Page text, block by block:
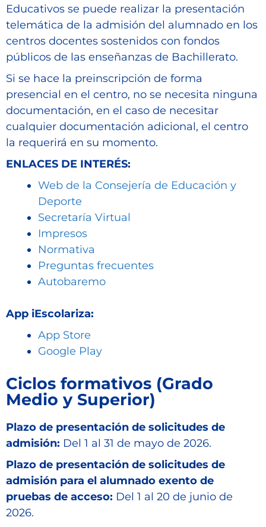
Educativos se puede realizar la presentación
telemática de la admisión del alumnado en los
centros docentes sostenidos con fondos
públicos de las enseñanzas de Bachillerato.
Si se hace la preinscripción de forma
presencial en el centro, no se necesita ninguna
documentación, en el caso de necesitar
cualquier documentación adicional, el centro
la requerirá en su momento.
ENLACES DE INTERÉS:
Web de la Consejería de Educación y
Deporte
Secretaría Virtual
Impresos
Normativa
Preguntas frecuentes
Autobaremo
App iEscolariza:
App Store
Google Play
Ciclos formativos (Grado
Medio y Superior)
Plazo de presentación de solicitudes de
admisión: Del 1 al 31 de mayo de 2026.
Plazo de presentación de solicitudes de
admisión para el alumnado exento de
pruebas de acceso: Del 1 al 20 de junio de
2026.